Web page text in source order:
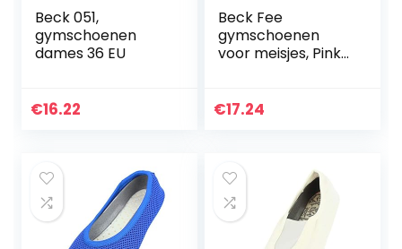
Beck 051,
gymschoenen
dames 36 EU
€16.22
Beck Fee
gymschoenen
voor meisjes, Pink
€17.24